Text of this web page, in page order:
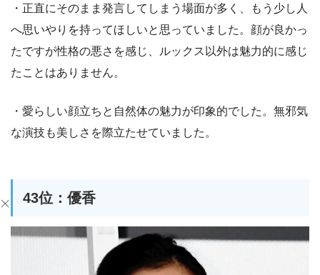
・正直にそのまま発言してしまう場面が多く、もう少し人
へ思いやりを持ってほしいと思っていました。顔が良かっ
たですが性格の悪さを感じ、ルックス以外は魅力的に感じ
たことはありません。
・愛らしい顔立ちと自然体の魅力が印象的でした。無邪気
な演技も美しさを際立たせていました。
43位：優香